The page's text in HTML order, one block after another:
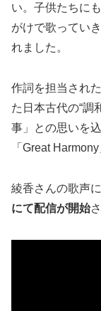
い。子供たちに
がけで歌ってい
れました。
作詞を担当され
た日本古代の“調
事」との思いを込
「Great
綾香さんの歌声
にて配信が開始